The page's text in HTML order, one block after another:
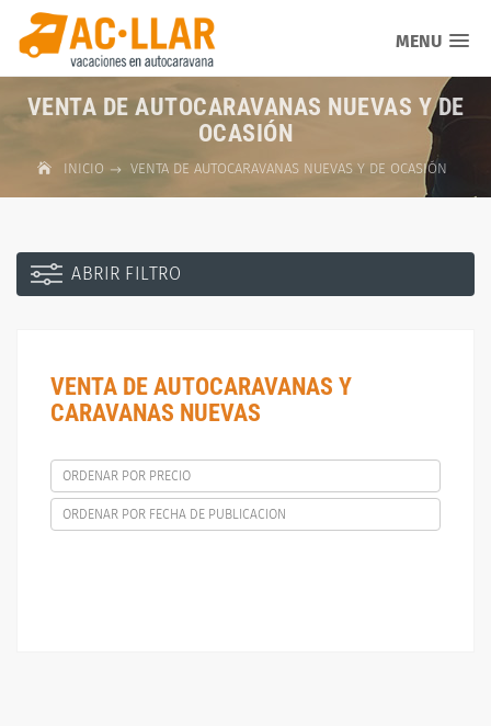
MENU
VENTA DE AUTOCARAVANAS NUEVAS Y DE
OCASIÓN
INICIO VENTA DE AUTOCARAVANAS NUEVAS Y DE OCASIÓN
ABRIR FILTRO
VENTA DE AUTOCARAVANAS Y
CARAVANAS NUEVAS
ORDENAR POR PRECIO
ORDENAR POR FECHA DE PUBLICACION